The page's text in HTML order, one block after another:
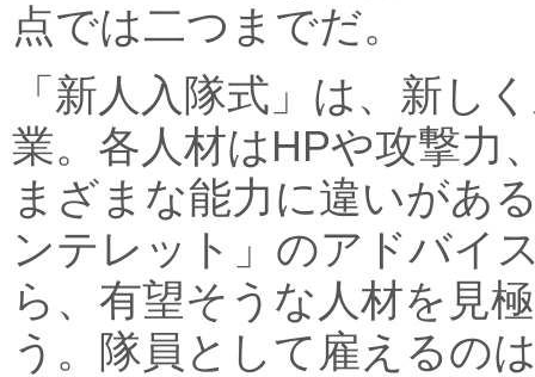
点では二つまでだ。
「新人入隊式」は、新し
業。各人材はHPや攻撃力
まざまな能力に違いがあ
ンテレット」のアドバイ
ら、有望そうな人材を見
う。隊員として雇えるの